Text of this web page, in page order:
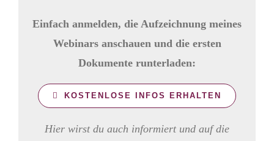
Einfach anmelden, die Aufzeichnung meines
Webinars anschauen und die ersten
Dokumente runterladen:
KOSTENLOSE INFOS ERHALTEN
Hier wirst du auch informiert und auf die